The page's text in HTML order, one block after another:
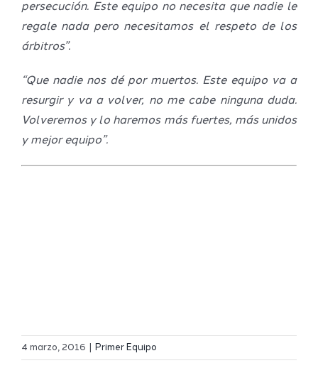
persecución. Este equipo no necesita que nadie le
regale nada pero necesitamos el respeto de los
árbitros”.
“Que nadie nos dé por muertos. Este equipo va a
resurgir y va a volver, no me cabe ninguna duda.
Volveremos y lo haremos más fuertes, más unidos
y mejor equipo”.
4 marzo, 2016 Primer Equipo
El Melilla